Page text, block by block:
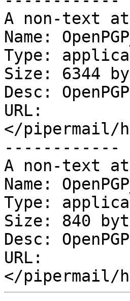
A non-text
Name:
Type:
Size: 6344
Desc:
URL:
</pipermail/
------------
A non-text
Name:
Type:
Size: 840
Desc:
URL: